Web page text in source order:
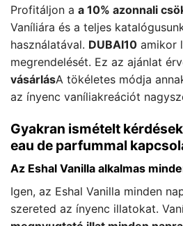
Profitáljon a a 10% azonnali
Vaníliára és a teljes
használatával. DUBAI10 amikor
megrendelését. Ez az ajánlat
vásárlásA tökéletes módja
az ínyenc vaníliakreációt
Gyakran ismételt
eau de parfummal
Az Eshal Vanilla alkalmas
Igen, az Eshal Vanilla minden
szereted az ínyenc illatokat.